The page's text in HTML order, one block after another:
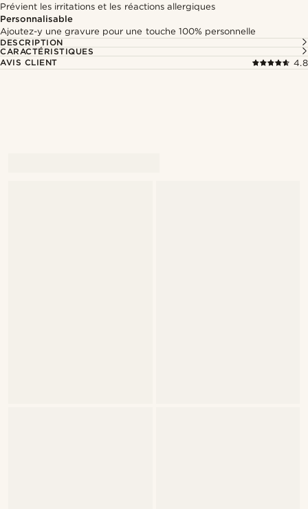
Prévient les irritations et les réactions allergiques
Personnalisable
Ajoutez-y une gravure pour une touche 100% personnelle
DESCRIPTION
CARACTÉRISTIQUES
AVIS CLIENT
4.8